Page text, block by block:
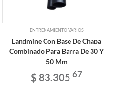
ENTRENAMIENTO VARIOS
Landmine Con Base De Chapa
Combinado Para Barra De 30 Y
50 Mm
$ 83.305 67